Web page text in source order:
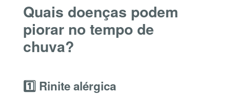
Quais doenças podem
piorar no tempo de
chuva?
1️⃣ Rinite alérgica